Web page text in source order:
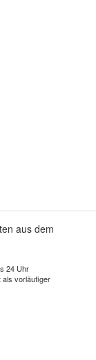
aus dem
24 Uhr
als vorläufiger